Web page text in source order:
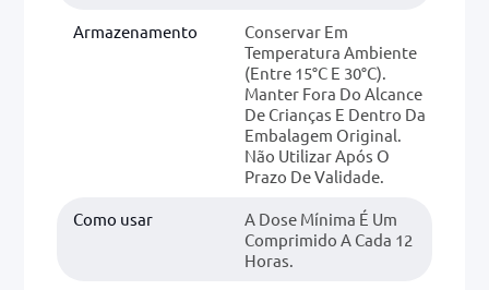
Armazenamento
Conservar Em
Temperatura Ambiente
(entre 15°C E 30°C).
Manter Fora Do Alcance
De Crianças E Dentro Da
Embalagem Original.
Não Utilizar Após O
Prazo De Validade.
Como usar
A Dose Mínima É Um
Comprimido A Cada 12
Horas.